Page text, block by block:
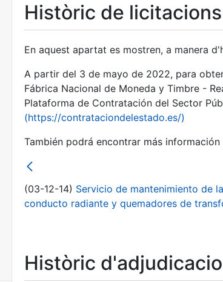
Mostra/Amaga
Mostra/Amaga
Mostra/Amaga
Històric de licitacions
En aquest apartat es mostren, a manera
A partir del 3 de mayo de 2022, para
Fábrica Nacional de Moneda y Timbre -
Plataforma de Contratación del Sector
(https://contrataciondelestado.es/)
También podrá encontrar más
(03-12-14) Servicio de mantenimiento de
conducto radiante y quemadores de
Històric